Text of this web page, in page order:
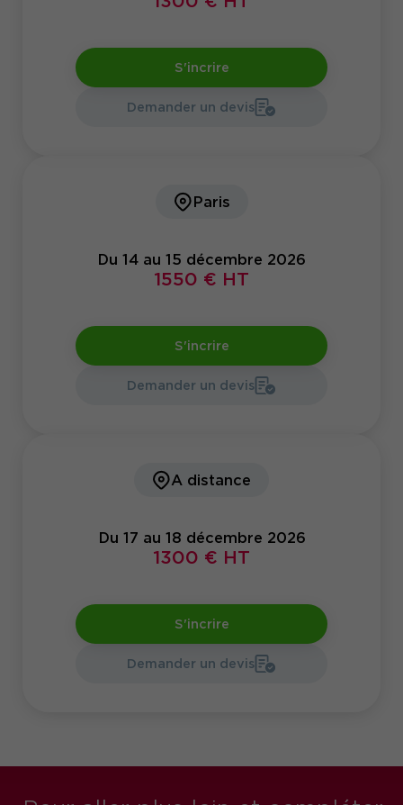
S'incrire
Demander un devis
Paris
Du 14 au 15 décembre 2026
1550 € HT
S'incrire
Demander un devis
A distance
Du 17 au 18 décembre 2026
1300 € HT
S'incrire
Demander un devis